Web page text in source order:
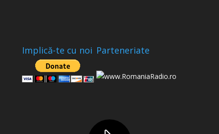
Implică-te cu noi Parteneriate